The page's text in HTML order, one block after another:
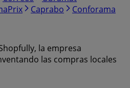
Caprabo Conforama
la empresa
las compras locales